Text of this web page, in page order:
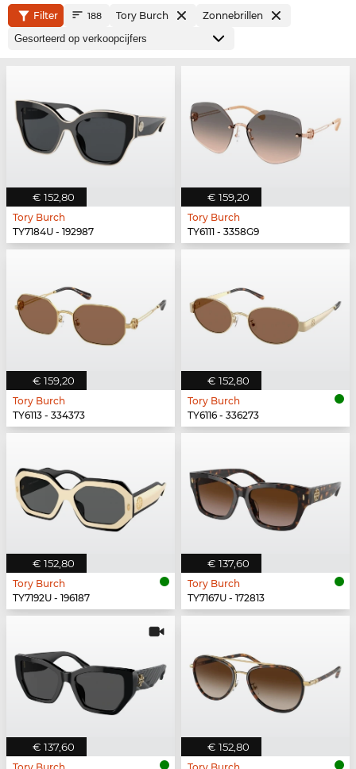
Filter 188 Tory Burch Zonnebrillen
€ 152,80
Tory Burch
TY7184U - 192987
€ 159,20
Tory Burch
TY6111 - 3358G9
€ 159,20
Tory Burch
TY6113 - 334373
€ 152,80
Tory Burch
TY6116 - 336273
€ 152,80
Tory Burch
TY7192U - 196187
€ 137,60
Tory Burch
TY7167U - 172813
€ 137,60 € 152,80